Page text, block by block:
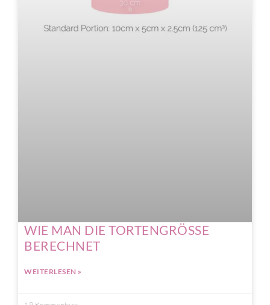
WIE MAN DIE TORTENGRÖSSE
BERECHNET
WEITERLESEN »